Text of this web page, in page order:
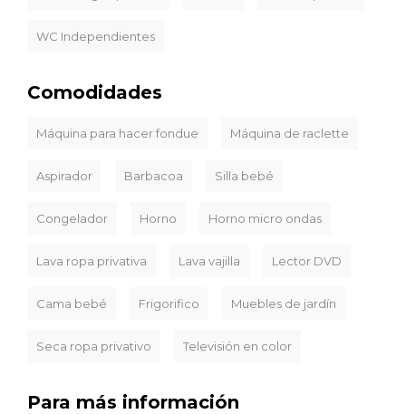
WC Independientes
Comodidades
Máquina para hacer fondue Máquina de raclette
Aspirador Barbacoa Silla bebé
Congelador Horno Horno micro ondas
Lava ropa privativa Lava vajilla Lector DVD
Cama bebé Frigorifico Muebles de jardín
Seca ropa privativo Televisión en color
Para más información